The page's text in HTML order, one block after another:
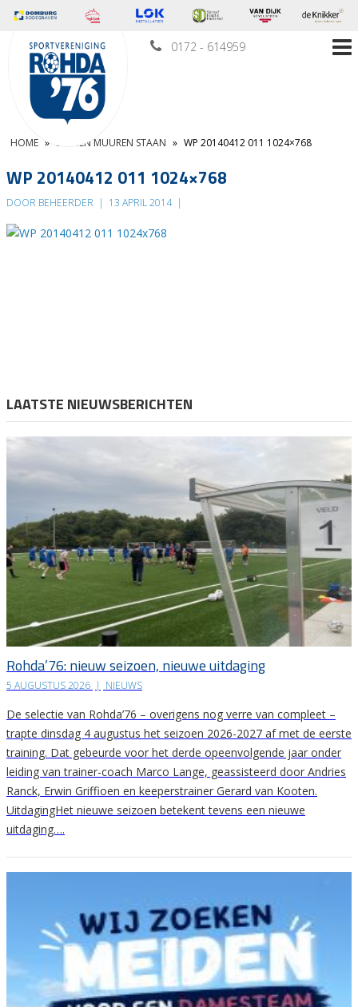
0172 - 614959
HOME » BINNEN MUUREN STAAN » WP 20140412 011 1024×768
WP 20140412 011 1024×768
DOOR BEHEERDER | 13 APRIL 2014 |
LAATSTE NIEUWSBERICHTEN
Rohda’76: nieuw seizoen, nieuwe uitdaging
5 AUGUSTUS 2026 | NIEUWS
De selectie van Rohda’76 – overigens nog verre van compleet –
trapte dinsdag 4 augustus het seizoen 2026-2027 af met de eerste
training. Dat gebeurde voor het derde opeenvolgende jaar onder
leiding van trainer-coach Marco Lange, geassisteerd door Andries
Ranck, Erwin Griffioen en keeperstrainer Gerard van Kooten.
UitdagingHet nieuwe seizoen betekent tevens een nieuwe
uitdaging….